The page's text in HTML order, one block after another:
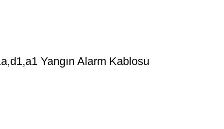
Yangın Alarm Kablosu